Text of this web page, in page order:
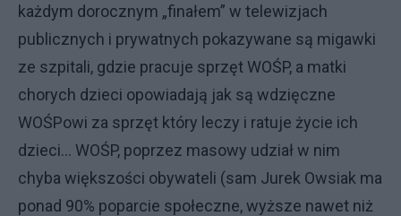
każdym dorocznym „finałem” w telewizjach
publicznych i prywatnych pokazywane są migawki
ze szpitali, gdzie pracuje sprzęt WOŚP, a matki
chorych dzieci opowiadają jak są wdzięczne
WOŚPowi za sprzęt który leczy i ratuje życie ich
dzieci… WOŚP, poprzez masowy udział w nim
chyba większości obywateli (sam Jurek Owsiak ma
ponad 90% poparcie społeczne, wyższe nawet niż